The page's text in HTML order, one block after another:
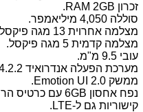
זכרון RAM 2GB.
סוללה 4,050 מיליאמפר.
מצלמה אחרוית 13 מגה פיקסל (1080p). צמצם f/2.0.
מצלמה קדמית 5 מגה פיקסל.
עובי 9.5 מ"מ.
מערכת הפעלה אנדרואיד 4.2.2 ג'לי-בין.
ממשק Emotion UI 2.0.
נפח אחסון 6GB עם כרטיס הרחבה.
קישוריות גם ל-LTE.